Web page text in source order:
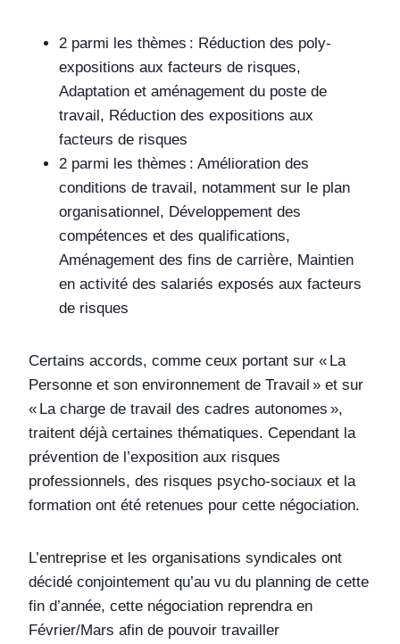
2 parmi les thèmes : Réduction des poly-
expositions aux facteurs de risques,
Adaptation et aménagement du poste de
travail, Réduction des expositions aux
facteurs de risques
2 parmi les thèmes : Amélioration des
conditions de travail, notamment sur le plan
organisationnel, Développement des
compétences et des qualifications,
Aménagement des fins de carrière, Maintien
en activité des salariés exposés aux facteurs
de risques
Certains accords, comme ceux portant sur « La
Personne et son environnement de Travail » et sur
« La charge de travail des cadres autonomes »,
traitent déjà certaines thématiques. Cependant la
prévention de l’exposition aux risques
professionnels, des risques psycho-sociaux et la
formation ont été retenues pour cette négociation.
L’entreprise et les organisations syndicales ont
décidé conjointement qu’au vu du planning de cette
fin d’année, cette négociation reprendra en
Février/Mars afin de pouvoir travailler